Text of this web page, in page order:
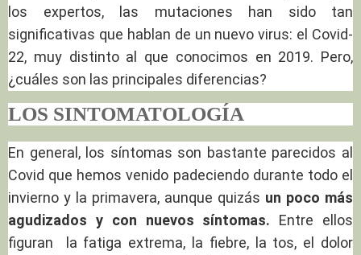
los expertos, las mutaciones han sido tan
significativas que hablan de un nuevo virus: el Covid-
22, muy distinto al que conocimos en 2019. Pero,
¿cuáles son las principales diferencias?
LOS SINTOMATOLOGÍA
En general, los síntomas son bastante parecidos al
Covid que hemos venido padeciendo durante todo el
invierno y la primavera, aunque quizás un poco más
agudizados y con nuevos síntomas. Entre ellos
figuran la fatiga extrema, la fiebre, la tos, el dolor